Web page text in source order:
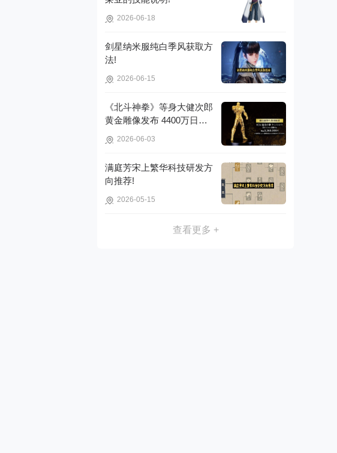
2026-06-18
剑星纳米服纯白季风获取方
法!
2026-06-15
《北斗神拳》等身大健次郎
黄金雕像发布 4400万日元
2026-06-03
满庭芳宋上繁华科技研发方
向推荐!
2026-05-15
查看更多 +